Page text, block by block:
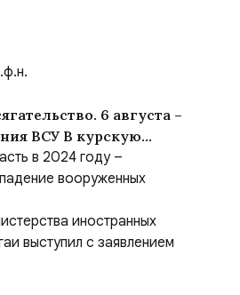
6 августа –
ВСУ В курскую
в 2024 году –
вооруженных